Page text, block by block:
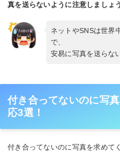
真を送らないように注意しましょう
ネットやSNSは世界
で、
安易に写真を送らな
付き合ってないのに写
応3選！
付き合ってないのに写真を求めて